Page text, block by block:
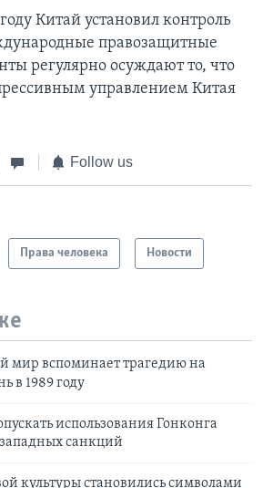
Китай установил контроль
правозащитные
регулярно осуждают то, что
управлением Китая
Follow us
Права человека Новости
мир вспоминает трагедию на
в 1989 году
использования Гонконга
санкций
культуры становились символами